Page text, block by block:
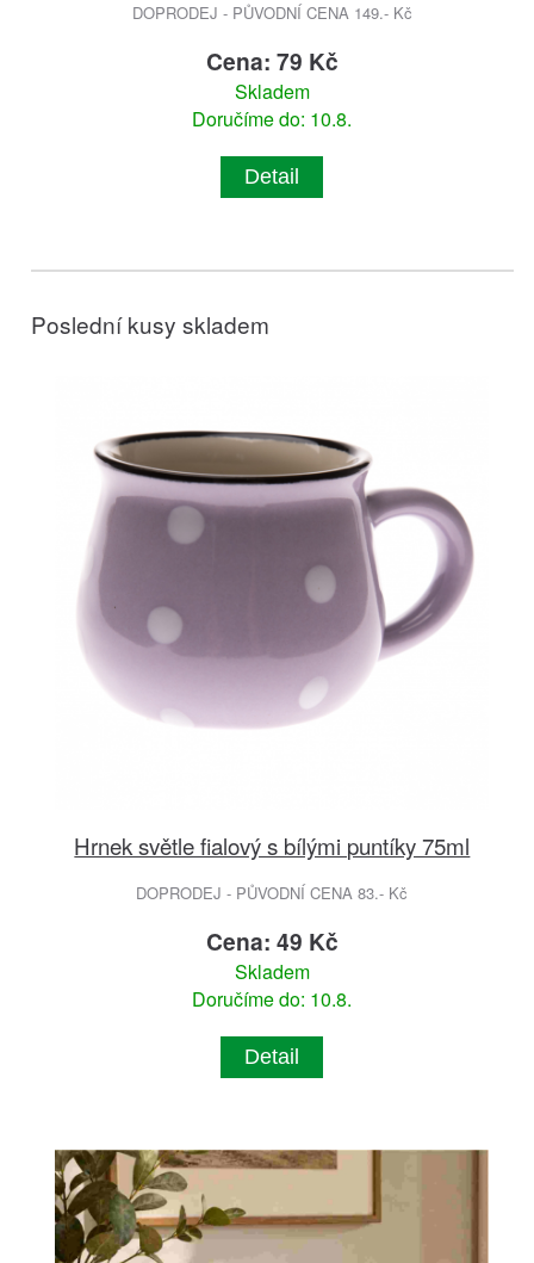
DOPRODEJ - PŮVODNÍ CENA 149.- Kč
Cena: 79 Kč
Skladem
Doručíme do: 10.8.
Detail
Poslední kusy skladem
Hrnek světle fialový s bílými puntíky 75ml
DOPRODEJ - PŮVODNÍ CENA 83.- Kč
Cena: 49 Kč
Skladem
Doručíme do: 10.8.
Detail